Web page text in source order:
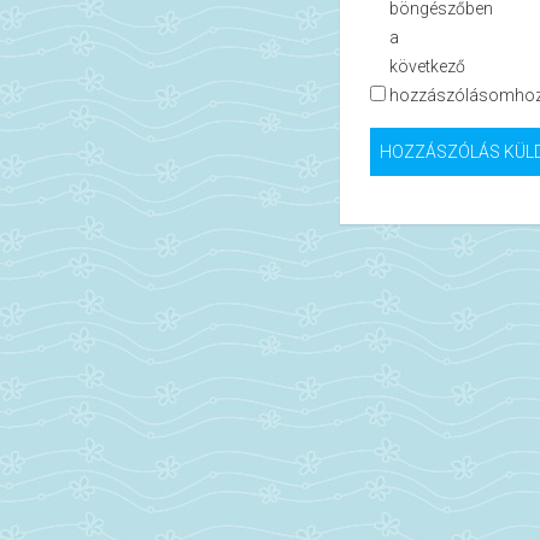
böngészőben
a
következő